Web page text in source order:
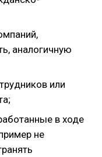
аналогичную
или
в ходе
не